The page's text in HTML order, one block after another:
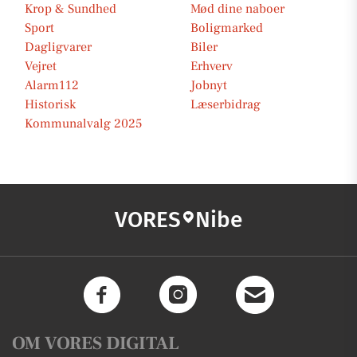
Krop & Sundhed
Mød dine naboer
Sport
Boligmarked
Dagligvarer
Biler
Vejret
Erhverv
Alarm112
Jobnyt
Historisk
Læserbidrag
Kommunalvalg 2025
VORES Nibe
OM VORES DIGITAL